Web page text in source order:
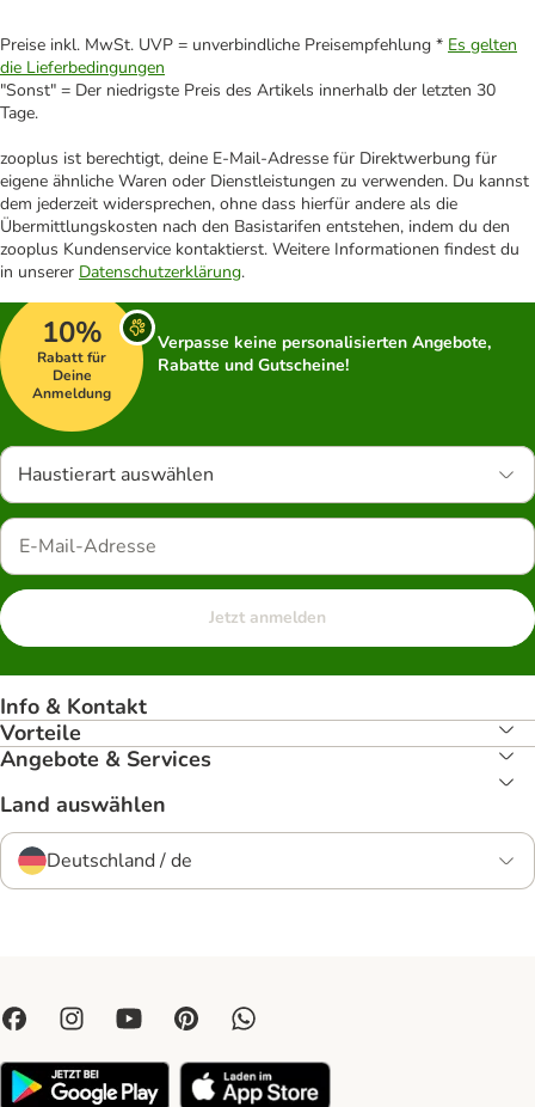
Preise inkl. MwSt. UVP = unverbindliche Preisempfehlung * Es gelten
die Lieferbedingungen
"Sonst" = Der niedrigste Preis des Artikels innerhalb der letzten 30
Tage.
zooplus ist berechtigt, deine E-Mail-Adresse für Direktwerbung für
eigene ähnliche Waren oder Dienstleistungen zu verwenden. Du kannst
dem jederzeit widersprechen, ohne dass hierfür andere als die
Übermittlungskosten nach den Basistarifen entstehen, indem du den
zooplus Kundenservice kontaktierst. Weitere Informationen findest du
in unserer Datenschutzerklärung.
10%
Rabatt für
Deine
Anmeldung
Verpasse keine personalisierten Angebote,
Rabatte und Gutscheine!
Haustierart auswählen
Jetzt anmelden
Info & Kontakt
Vorteile
Angebote & Services
Land auswählen
Deutschland / de